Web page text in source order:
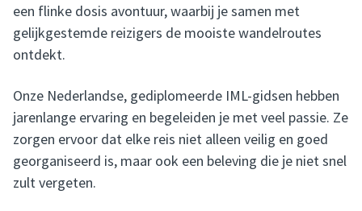
een flinke dosis avontuur, waarbij je samen met
gelijkgestemde reizigers de mooiste wandelroutes
ontdekt.
Onze Nederlandse, gediplomeerde IML-gidsen hebben
jarenlange ervaring en begeleiden je met veel passie. Ze
zorgen ervoor dat elke reis niet alleen veilig en goed
georganiseerd is, maar ook een beleving die je niet snel
zult vergeten.